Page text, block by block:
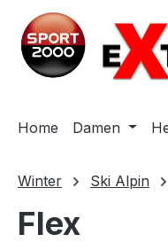
Hauptinhalt springen
Zur Suche springen
Zur
Home Damen
Winter Ski Alpin
Flex